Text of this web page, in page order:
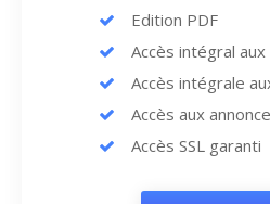
Edition PDF
Accès intégral
Accès intégrale
Accès aux
Accès SSL garanti